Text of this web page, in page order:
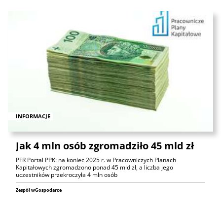
INFORMACJE
Jak 4 mln osób zgromadziło 45 mld zł
PFR Portal PPK: na koniec 2025 r. w Pracowniczych Planach
Kapitałowych zgromadzono ponad 45 mld zł, a liczba jego
uczestników przekroczyła 4 mln osób
Zespół wGospodarce